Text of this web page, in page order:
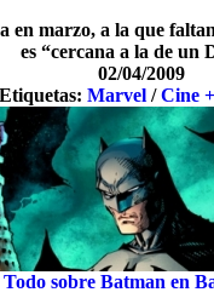
en marzo, a la que
es “cercana a la de un
02/04/2009
Etiquetas:Marvel /Cine
Todo sobre Batman en